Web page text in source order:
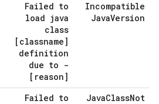
Incompatible
JavaVersion
Failed to
load java
class
[classname]
definition
due to -
[reason]
JavaClassNot
Failed to